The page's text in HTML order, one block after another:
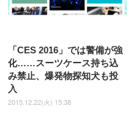
務用 おし
(ホワイ
「CES 2016」では警備が強
化……スーツケース持ち込
み禁止、爆発物探知犬も投
入
2015.12.22(火) 15:38